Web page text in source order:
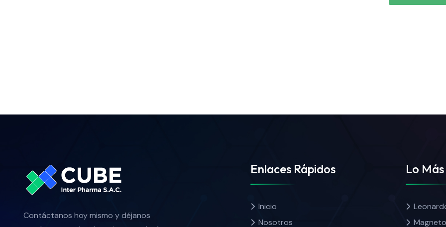
Contáctanos hoy mismo y déjanos
Enlaces Rápidos
Inicio
Nosotros
Lo